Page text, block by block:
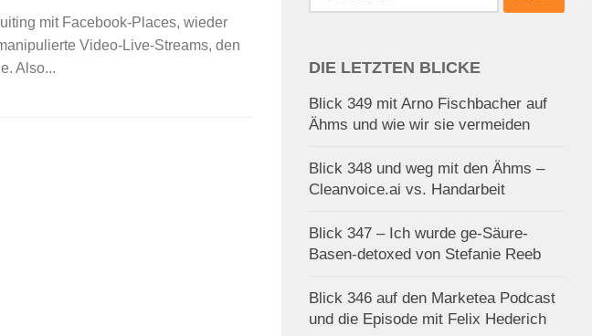
mit Facebook-Places, wieder
Video-Live-Streams, den
Also...
nach:
DIE LETZTEN BLICKE
Blick 349 mit Arno Fischbacher auf
Ähms und wie wir sie vermeiden
Blick 348 und weg mit den Ähms –
Cleanvoice.ai vs. Handarbeit
Blick 347 – Ich wurde ge-Säure-
Basen-detoxed von Stefanie Reeb
Blick 346 auf den Marketea Podcast
und die Episode mit Felix Hederich